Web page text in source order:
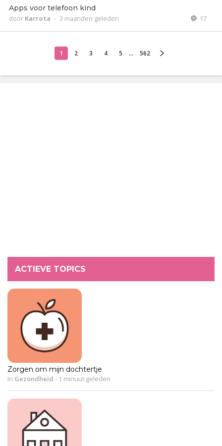
Apps voor telefoon kind
door Karrota - 3 maanden geleden 17
1 2 3 4 5 ... 562
ACTIEVE TOPICS
Zorgen om mijn dochtertje
in Gezondheid - 1 minuut geleden